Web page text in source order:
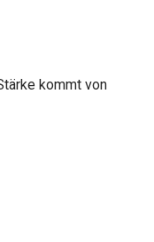
kommt von